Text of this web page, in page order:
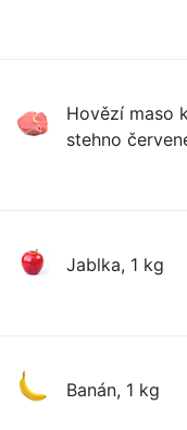
Hovězí maso
stehno
Jablka, 1 kg
Banán, 1 kg